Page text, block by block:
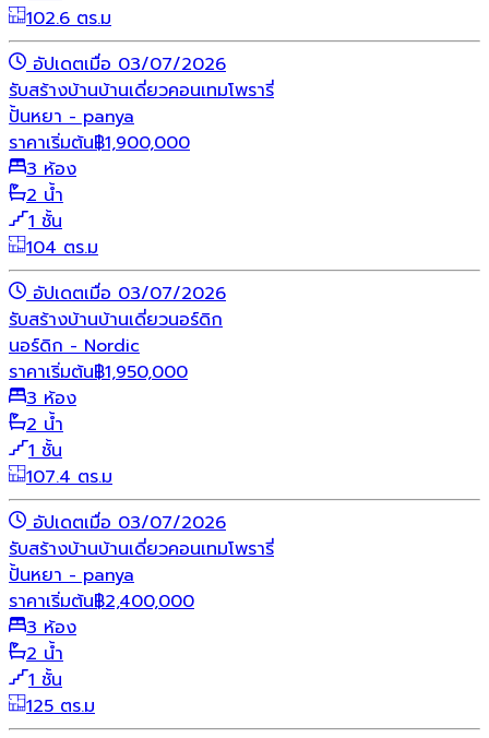
102.6 ตร.ม
อัปเดตเมื่อ 03/07/2026
รับสร้างบ้านบ้านเดี่ยวคอนเทมโพรารี่
ปั้นหยา - panya
ราคาเริ่มต้น฿1,900,000
3 ห้อง
2 น้ำ
1 ชั้น
104 ตร.ม
อัปเดตเมื่อ 03/07/2026
รับสร้างบ้านบ้านเดี่ยวนอร์ดิก
นอร์ดิก - Nordic
ราคาเริ่มต้น฿1,950,000
3 ห้อง
2 น้ำ
1 ชั้น
107.4 ตร.ม
อัปเดตเมื่อ 03/07/2026
รับสร้างบ้านบ้านเดี่ยวคอนเทมโพรารี่
ปั้นหยา - panya
ราคาเริ่มต้น฿2,400,000
3 ห้อง
2 น้ำ
1 ชั้น
125 ตร.ม